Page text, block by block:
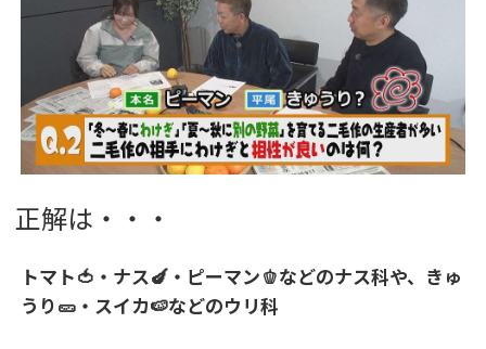
正解は・・・
トマト🍅・ナス🍆・ピーマン🫑などのナス科や、きゅ
うり🥒・スイカ🍉などのウリ科